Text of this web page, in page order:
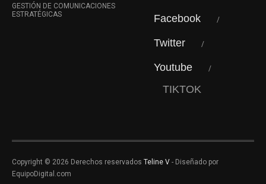
GESTIÓN DE COMUNICACIONES
ESTRATÉGICAS
Facebook
Twitter
Youtube
TIKTOK
Copyright © 2026 Derechos reservados Teline V - Diseñado por
EquipoDigital.com